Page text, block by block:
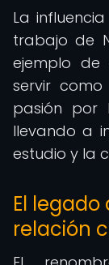
La
trabajo de
ejemplo de
servir
pasión por
llevando a
estudio y la
El legado
relación